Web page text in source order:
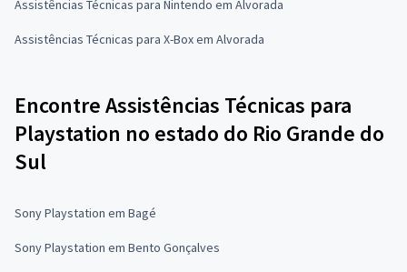
Assistências Técnicas para Nintendo em Alvorada
Assistências Técnicas para X-Box em Alvorada
Encontre Assistências Técnicas para
Playstation no estado do Rio Grande do
Sul
Sony Playstation em Bagé
Sony Playstation em Bento Gonçalves